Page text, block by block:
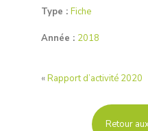
Type : Fiche
Année : 2018
«Rapport d’activité 2020
Retour